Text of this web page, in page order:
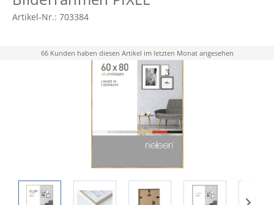
Artikel-Nr.: 703384
66 Kunden haben diesen Artikel im letzten Monat angesehen